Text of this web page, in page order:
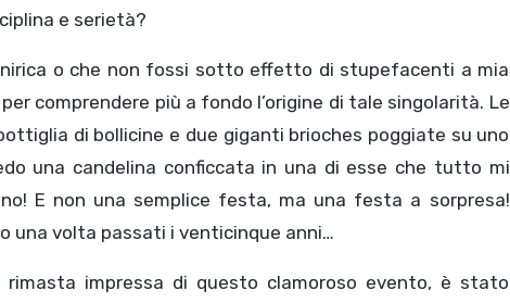
e serietà?
o che non fossi sotto effetto di stupefacenti a mia
comprendere più a fondo l’origine di tale singolarità. Le
di bollicine e due giganti brioches poggiate su uno
una candelina conficcata in una di esse che tutto mi
E non una semplice festa, ma una festa a sorpresa!
una volta passati i venticinque anni…
impressa di questo clamoroso evento, è stato